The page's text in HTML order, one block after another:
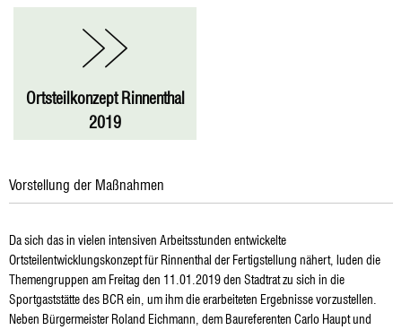
Ortsteilkonzept Rinnenthal
2019
Vorstellung der Maßnahmen
Da sich das in vielen intensiven Arbeitsstunden entwickelte
Ortsteilentwicklungskonzept für Rinnenthal der Fertigstellung nähert, luden die
Themengruppen am Freitag den 11.01.2019 den Stadtrat zu sich in die
Sportgaststätte des BCR ein, um ihm die erarbeiteten Ergebnisse vorzustellen.
Neben Bürgermeister Roland Eichmann, dem Baureferenten Carlo Haupt und